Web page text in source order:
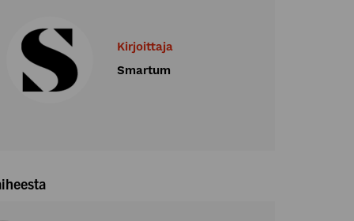
Kirjoittaja
Smartum